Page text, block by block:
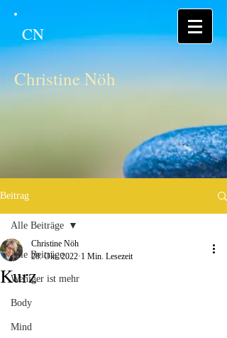
CN
Christine Nöh
Beitrag
Alle Beiträge
Weniger ist mehr
Body
Mind
Alle Beiträge
Kurz
Christine Nöh
20. Okt. 2022 1 Min. Lesezeit